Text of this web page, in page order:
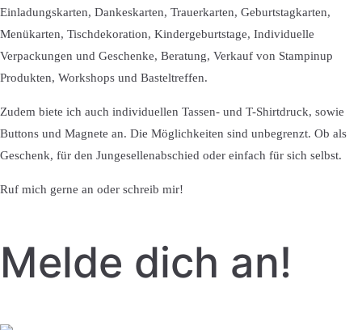
Einladungskarten, Dankeskarten, Trauerkarten, Geburtstagkarten,
Menükarten, Tischdekoration, Kindergeburtstage, Individuelle
Verpackungen und Geschenke, Beratung, Verkauf von Stampinup
Produkten, Workshops und Basteltreffen.
Zudem biete ich auch individuellen Tassen- und T-Shirtdruck, sowie
Buttons und Magnete an. Die Möglichkeiten sind unbegrenzt. Ob als
Geschenk, für den Jungesellenabschied oder einfach für sich selbst.
Ruf mich gerne an oder schreib mir!
Melde dich an!